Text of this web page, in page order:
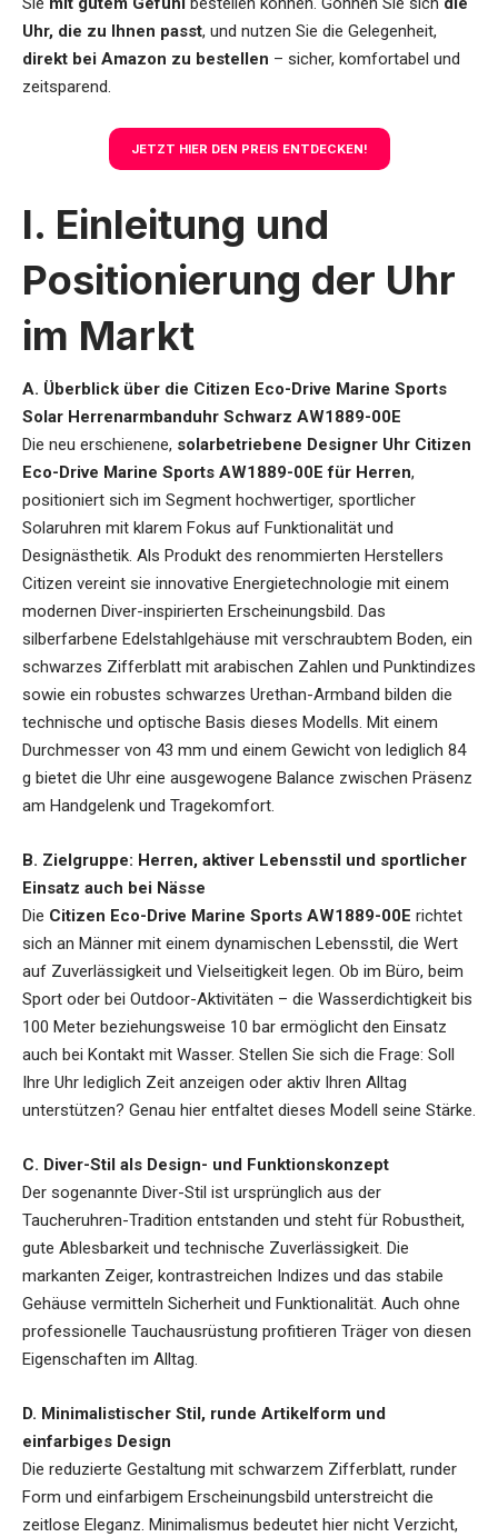
Uhr, die zu Ihnen passt, und nutzen Sie die Gelegenheit,
direkt bei Amazon zu bestellen – sicher, komfortabel und
zeitsparend.
JETZT HIER DEN PREIS ENTDECKEN!
I. Einleitung und
Positionierung der Uhr
im Markt
A. Überblick über die Citizen Eco-Drive Marine Sports
Solar Herrenarmbanduhr Schwarz AW1889-00E
Die neu erschienene, solarbetriebene Designer Uhr Citizen
Eco-Drive Marine Sports AW1889-00E für Herren,
positioniert sich im Segment hochwertiger, sportlicher
Solaruhren mit klarem Fokus auf Funktionalität und
Designästhetik. Als Produkt des renommierten Herstellers
Citizen vereint sie innovative Energietechnologie mit einem
modernen Diver-inspirierten Erscheinungsbild. Das
silberfarbene Edelstahlgehäuse mit verschraubtem Boden, ein
schwarzes Zifferblatt mit arabischen Zahlen und Punktindizes
sowie ein robustes schwarzes Urethan-Armband bilden die
technische und optische Basis dieses Modells. Mit einem
Durchmesser von 43 mm und einem Gewicht von lediglich 84
g bietet die Uhr eine ausgewogene Balance zwischen Präsenz
am Handgelenk und Tragekomfort.
B. Zielgruppe: Herren, aktiver Lebensstil und sportlicher
Einsatz auch bei Nässe
Die Citizen Eco-Drive Marine Sports AW1889-00E richtet
sich an Männer mit einem dynamischen Lebensstil, die Wert
auf Zuverlässigkeit und Vielseitigkeit legen. Ob im Büro, beim
Sport oder bei Outdoor-Aktivitäten – die Wasserdichtigkeit bis
100 Meter beziehungsweise 10 bar ermöglicht den Einsatz
auch bei Kontakt mit Wasser. Stellen Sie sich die Frage: Soll
Ihre Uhr lediglich Zeit anzeigen oder aktiv Ihren Alltag
unterstützen? Genau hier entfaltet dieses Modell seine Stärke.
C. Diver-Stil als Design- und Funktionskonzept
Der sogenannte Diver-Stil ist ursprünglich aus der
Taucheruhren-Tradition entstanden und steht für Robustheit,
gute Ablesbarkeit und technische Zuverlässigkeit. Die
markanten Zeiger, kontrastreichen Indizes und das stabile
Gehäuse vermitteln Sicherheit und Funktionalität. Auch ohne
professionelle Tauchausrüstung profitieren Träger von diesen
Eigenschaften im Alltag.
D. Minimalistischer Stil, runde Artikelform und
einfarbiges Design
Die reduzierte Gestaltung mit schwarzem Zifferblatt, runder
Form und einfarbigem Erscheinungsbild unterstreicht die
zeitlose Eleganz. Minimalismus bedeutet hier nicht Verzicht,